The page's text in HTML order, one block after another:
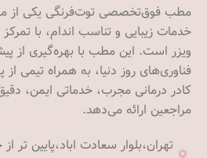
مطب فوق‌تخصصی توت‌فرنگی یکی از
خدمات زیبایی و تناسب اندام، با تمرکز
ویزر است. این مطب با بهره‌گیری از
فناوری‌های روز دنیا، به همراه تیمی
کادر درمانی مجرب، خدماتی ایمن،
مراجعین ارائه می‌دهد.
تهران،بلوار سعادت اباد،پایین تر